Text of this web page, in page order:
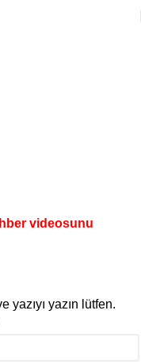
videosunu
yazıyı yazın lütfen.